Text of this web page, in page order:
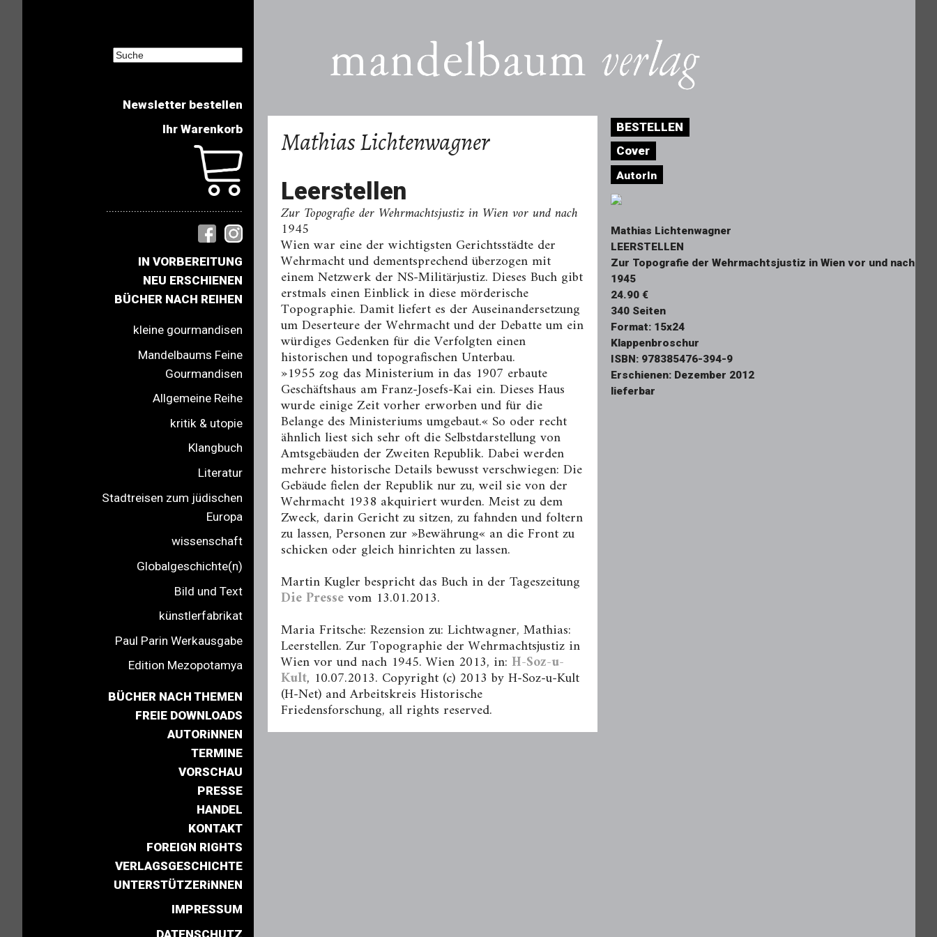
Newsletter bestellen
Ihr Warenkorb
.................................................
IN VORBEREITUNG
NEU ERSCHIENEN
BÜCHER NACH REIHEN
kleine gourmandisen
Mandelbaums Feine
Gourmandisen
Allgemeine Reihe
kritik & utopie
Klangbuch
Literatur
Stadtreisen zum jüdischen
Europa
wissenschaft
Globalgeschichte(n)
Bild und Text
künstlerfabrikat
Paul Parin Werkausgabe
Edition Mezopotamya
BÜCHER NACH THEMEN
FREIE DOWNLOADS
AUTORiNNEN
TERMINE
VORSCHAU
PRESSE
HANDEL
KONTAKT
FOREIGN RIGHTS
VERLAGSGESCHICHTE
UNTERSTÜTZERiNNEN
IMPRESSUM
DATENSCHUTZ
Mathias Lichtenwagner
Leerstellen
Zur Topografie der Wehrmachtsjustiz in Wien vor und nach
1945
Wien war eine der wichtigsten Gerichtsstädte der
Wehrmacht und dementsprechend überzogen mit
einem Netzwerk der NS-Militär­justiz. Dieses Buch gibt
erstmals einen Einblick in diese mörderische
Topographie. Damit liefert es der Auseinandersetzung
um Deserteure der Wehrmacht und der Debatte um ein
würdiges Gedenken für die Verfolgten einen
historischen und topografischen Unterbau.
»1955 zog das Ministerium in das 1907 erbaute
Geschäftshaus am Franz-Josefs-Kai ein. Dieses Haus
wurde einige Zeit vorher erworben und für die
Belange des Ministeriums umgebaut.« So oder recht
ähnlich liest sich sehr oft die Selbstdarstellung von
Amtsgebäuden der Zweiten Republik. Dabei werden
mehrere historische Details bewusst verschwiegen: Die
Gebäude fielen der Republik nur zu, weil sie von der
Wehrmacht 1938 akquiriert wurden. Meist zu dem
Zweck, darin Gericht zu sitzen, zu fahnden und foltern
zu lassen, Personen zur »Bewährung« an die Front zu
schicken oder gleich hinrichten zu lassen.
Martin Kugler bespricht das Buch in der Tageszeitung
Die Pressevom 13.01.2013.
Maria Fritsche: Rezension zu: Lichtwagner, Mathias:
Leerstellen. Zur Topographie der Wehrmachtsjustiz in
Wien vor und nach 1945. Wien 2013, in: H-Soz-u-
Kult, 10.07.2013. Copyright (c) 2013 by H-Soz-u-Kult
(H-Net) and Arbeitskreis Historische
Friedensforschung, all rights reserved.
BESTELLEN
Cover
AutorIn
Mathias Lichtenwagner
LEERSTELLEN
Zur Topografie der Wehrmachtsjustiz in Wien vor und nach
1945
24.90 €
340 Seiten
Format: 15x24
Klappenbroschur
ISBN: 978385476-394-9
Erschienen: Dezember 2012
lieferbar